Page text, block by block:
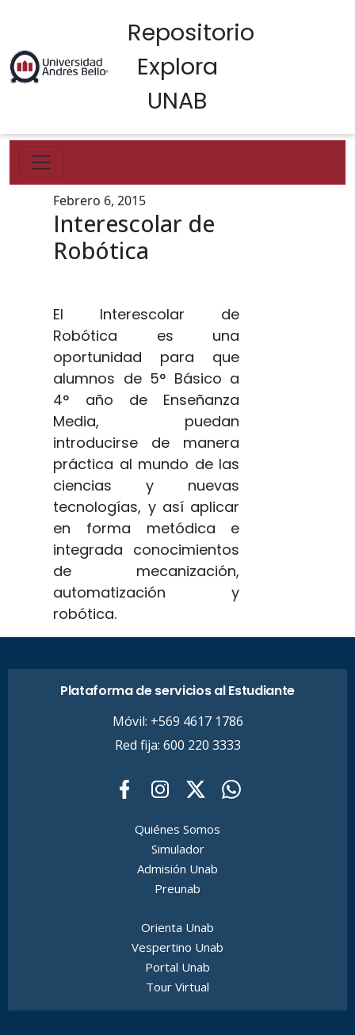
Repositorio
Explora
UNAB
Febrero 6, 2015
Interescolar de
Robótica
El Interescolar de
Robótica es una
oportunidad para que
alumnos de 5° Básico a
4° año de Enseñanza
Media, puedan
introducirse de manera
práctica al mundo de las
ciencias y nuevas
tecnologías, y así aplicar
en forma metódica e
integrada conocimientos
de mecanización,
automatización y
robótica.